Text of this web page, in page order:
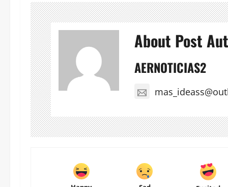
About Post
AERNOTICIAS2